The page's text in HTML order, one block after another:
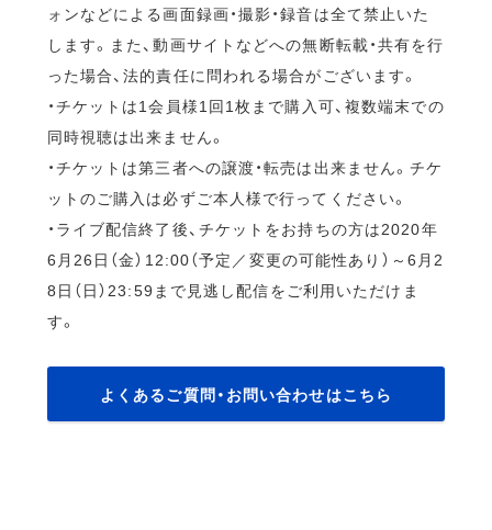
ォンなどによる画面録画・撮影・録音は全て禁止いた
します。また、動画サイトなどへの無断転載・共有を行
った場合、法的責任に問われる場合がございます。
・チケットは1会員様1回1枚まで購入可、複数端末での
同時視聴は出来ません。
・チケットは第三者への譲渡・転売は出来ません。チケ
ットのご購入は必ずご本人様で行ってください。
・ライブ配信終了後、チケットをお持ちの方は2020年
6月26日（金）12:00（予定／変更の可能性あり）～6月2
8日（日）23:59まで見逃し配信をご利用いただけま
す。
よくあるご質問・お問い合わせはこちら